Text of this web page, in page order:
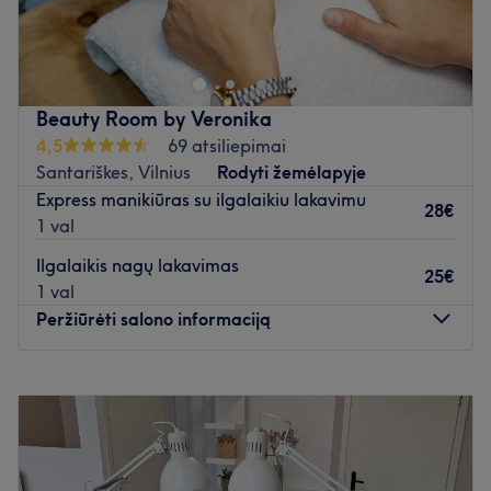
Atidaryti salono profilį
Atidaryti salono profilį
Beauty Room by Veronika
4,5
69 atsiliepimai
Santariškes, Vilnius
Rodyti žemėlapyje
Express manikiūras su ilgalaikiu lakavimu
1 val
28€
Ilgalaikis nagų lakavimas
1 val
25€
Peržiūrėti salono informaciją
Antradienis
10:00
Trečiadienis
10:00
Ketvirtadienis
10:00
Penktadienis
10:00